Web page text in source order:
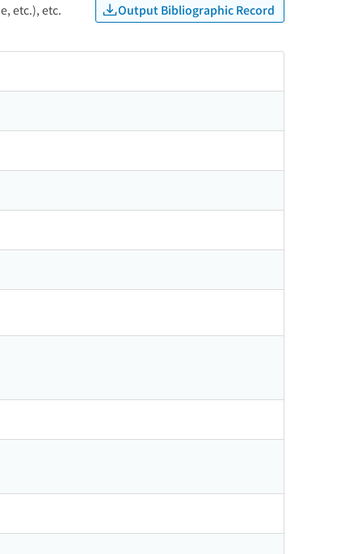
etc.), etc. Output Bibliographic Record